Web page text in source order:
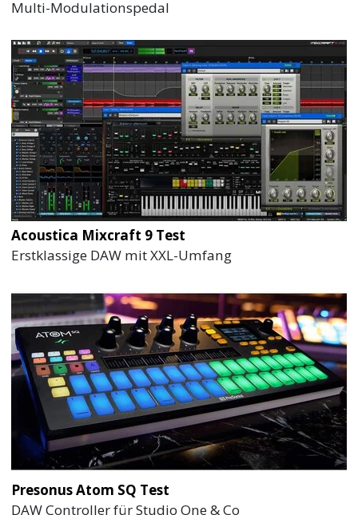
Multi-Modulationspedal
Acoustica Mixcraft 9 Test
Erstklassige DAW mit XXL-Umfang
Presonus Atom SQ Test
DAW Controller für Studio One & Co